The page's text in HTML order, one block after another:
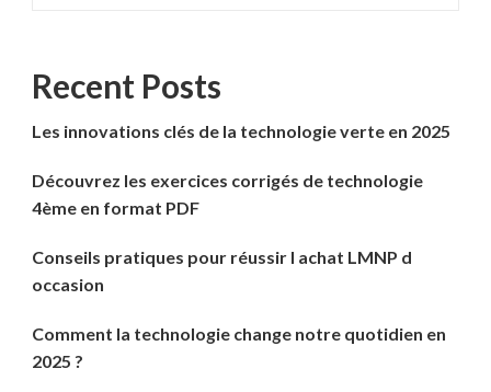
Recent Posts
Les innovations clés de la technologie verte en 2025
Découvrez les exercices corrigés de technologie
4ème en format PDF
Conseils pratiques pour réussir l achat LMNP d
occasion
Comment la technologie change notre quotidien en
2025 ?